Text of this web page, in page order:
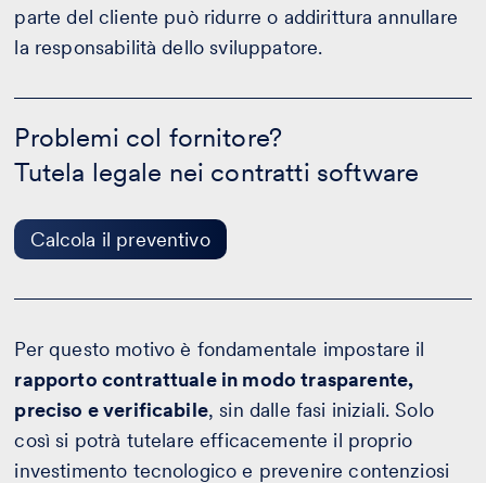
parte del cliente può ridurre o addirittura annullare
la responsabilità dello sviluppatore.
Problemi col fornitore?
Tutela legale nei contratti software
Calcola il preventivo
col
fornitore?
-
preventivo
Per questo motivo è fondamentale impostare il
rapporto contrattuale in modo trasparente,
preciso e verificabile, sin dalle fasi iniziali. Solo
così si potrà tutelare efficacemente il proprio
investimento tecnologico e prevenire contenziosi